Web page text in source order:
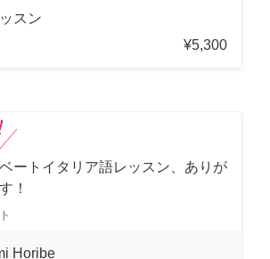
スン
¥5,300
ートイタリア語レッスン、ありが
！
Horibe